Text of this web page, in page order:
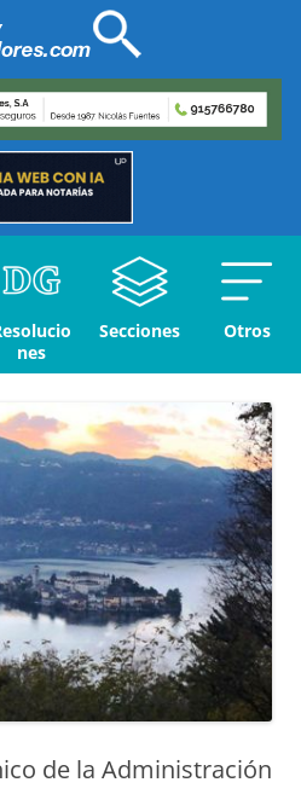
nes
Secciones Otros
de la Administración